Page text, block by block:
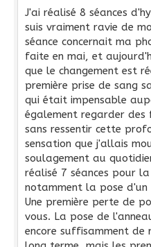
J'ai réalisé 8 séances
suis vraiment ravie de
séance concernait ma
faite en mai, et
que le changement est
première prise de sang
qui était impensable
également regarder
sans ressentir cette
sensation que j'allais
soulagement au
réalisé 7 séances pour
notamment la pose
Une première perte de
vous. La pose de
encore suffisamment